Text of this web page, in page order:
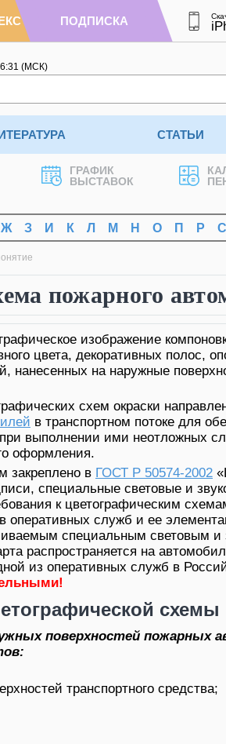
ПОДПИСКА
6:31 (МСК)
СТАТЬИ
ГРАФИК
ВЫСТАВОК
Ж З И К Л М Н О П Р С
пожарного
изображение
цвета, декоративных полос,
нанесенных на наружные
схем окраски
в транспортном потоке для
выполнении ими неотложных
оформления.
закреплено в ГОСТ Р 50574-2002
специальные световые и
к цветографическим
оперативных служб и ее
специальным световым и
распространяется на
из оперативных служб в
схемы
поверхностей пожарных
транспортного средства;